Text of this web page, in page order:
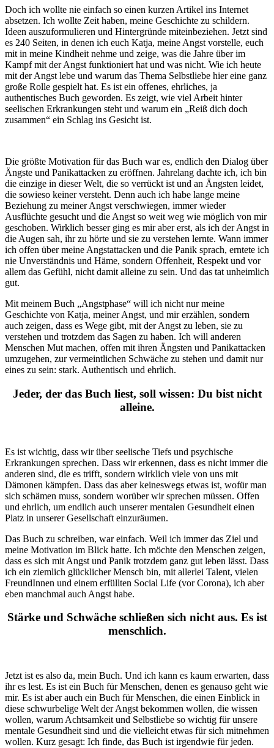
Doch ich wollte nie einfach so einen kurzen Artikel ins Internet
absetzen. Ich wollte Zeit haben, meine Geschichte zu schildern.
Ideen auszuformulieren und Hintergründe miteinbeziehen. Jetzt sind
es 240 Seiten, in denen ich euch Katja, meine Angst vorstelle, euch
mit in meine Kindheit nehme und zeige, was die Jahre über im
Kampf mit der Angst funktioniert hat und was nicht. Wie ich heute
mit der Angst lebe und warum das Thema Selbstliebe hier eine ganz
große Rolle gespielt hat. Es ist ein offenes, ehrliches, ja
authentisches Buch geworden. Es zeigt, wie viel Arbeit hinter
seelischen Erkrankungen steht und warum ein „Reiß dich doch
zusammen“ ein Schlag ins Gesicht ist.
Die größte Motivation für das Buch war es, endlich den Dialog über
Ängste und Panikattacken zu eröffnen. Jahrelang dachte ich, ich bin
die einzige in dieser Welt, die so verrückt ist und an Ängsten leidet,
die sowieso keiner versteht. Denn auch ich habe lange meine
Beziehung zu meiner Angst verschwiegen, immer wieder
Ausflüchte gesucht und die Angst so weit weg wie möglich von mir
geschoben. Wirklich besser ging es mir aber erst, als ich der Angst in
die Augen sah, ihr zu hörte und sie zu verstehen lernte. Wann immer
ich offen über meine Angstattacken und die Panik sprach, erntete ich
nie Unverständnis und Häme, sondern Offenheit, Respekt und vor
allem das Gefühl, nicht damit alleine zu sein. Und das tat unheimlich
gut.
Mit meinem Buch „Angstphase“ will ich nicht nur meine
Geschichte von Katja, meiner Angst, und mir erzählen, sondern
auch zeigen, dass es Wege gibt, mit der Angst zu leben, sie zu
verstehen und trotzdem das Sagen zu haben. Ich will anderen
Menschen Mut machen, offen mit ihren Ängsten und Panikattacken
umzugehen, zur vermeintlichen Schwäche zu stehen und damit nur
eines zu sein: stark. Authentisch und ehrlich.
Jeder, der das Buch liest, soll wissen: Du bist nicht
alleine.
Es ist wichtig, dass wir über seelische Tiefs und psychische
Erkrankungen sprechen. Dass wir erkennen, dass es nicht immer die
anderen sind, die es trifft, sondern wirklich viele von uns mit
Dämonen kämpfen. Dass das aber keineswegs etwas ist, wofür man
sich schämen muss, sondern worüber wir sprechen müssen. Offen
und ehrlich, um endlich auch unserer mentalen Gesundheit einen
Platz in unserer Gesellschaft einzuräumen.
Das Buch zu schreiben, war einfach. Weil ich immer das Ziel und
meine Motivation im Blick hatte. Ich möchte den Menschen zeigen,
dass es sich mit Angst und Panik trotzdem ganz gut leben lässt. Dass
ich ein ziemlich glücklicher Mensch bin, mit allerlei Talent, vielen
FreundInnen und einem erfüllten Social Life (vor Corona), ich aber
eben manchmal auch Angst habe.
Stärke und Schwäche schließen sich nicht aus. Es ist
menschlich.
Jetzt ist es also da, mein Buch. Und ich kann es kaum erwarten, dass
ihr es lest. Es ist ein Buch für Menschen, denen es genauso geht wie
mir. Es ist aber auch ein Buch für Menschen, die einen Einblick in
diese schwurbelige Welt der Angst bekommen wollen, die wissen
wollen, warum Achtsamkeit und Selbstliebe so wichtig für unsere
mentale Gesundheit sind und die vielleicht etwas für sich mitnehmen
wollen. Kurz gesagt: Ich finde, das Buch ist irgendwie für jeden.